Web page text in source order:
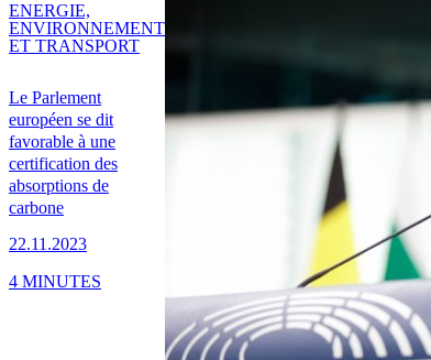
Le Parlement
européen se dit
favorable à une
certification des
absorptions de
carbone
22.11.2023
ENERGIE,
ENVIRONNEMENT
ET TRANSPORT
4 MINUTES